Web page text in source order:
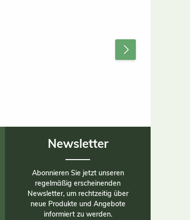
Newsletter
Abonnieren Sie jetzt unseren
regelmäßig erscheinenden
Newsletter, um rechtzeitig über
neue Produkte und Angebote
informiert zu werden.